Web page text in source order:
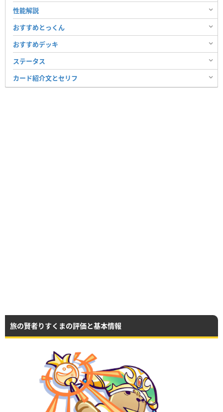
性能解説
おすすめとっくん
おすすめデッキ
ステータス
カード紹介文とセリフ
旅の賢者りすくまの評価と基本情報